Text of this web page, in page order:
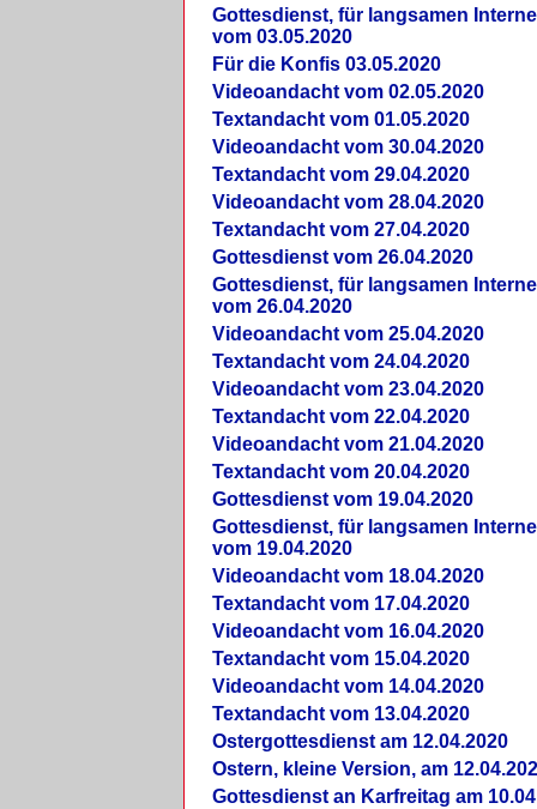
Gottesdienst, für langsamen
vom 03.05.2020
Für die Konfis 03.05.2020
Videoandacht vom 02.05.2020
Textandacht vom 01.05.2020
Videoandacht vom 30.04.2020
Textandacht vom 29.04.2020
Videoandacht vom 28.04.2020
Textandacht vom 27.04.2020
Gottesdienst vom 26.04.2020
Gottesdienst, für langsamen
vom 26.04.2020
Videoandacht vom 25.04.2020
Textandacht vom 24.04.2020
Videoandacht vom 23.04.2020
Textandacht vom 22.04.2020
Videoandacht vom 21.04.2020
Textandacht vom 20.04.2020
Gottesdienst vom 19.04.2020
Gottesdienst, für langsamen
vom 19.04.2020
Videoandacht vom 18.04.2020
Textandacht vom 17.04.2020
Videoandacht vom 16.04.2020
Textandacht vom 15.04.2020
Videoandacht vom 14.04.2020
Textandacht vom 13.04.2020
Ostergottesdienst am 12.04.2020
Ostern, kleine Version, am
Gottesdienst an Karfreitag am